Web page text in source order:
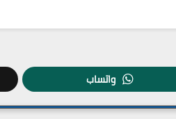
واتساب